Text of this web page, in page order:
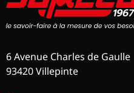
6 Avenue Charles de Gaulle
93420 Villepinte